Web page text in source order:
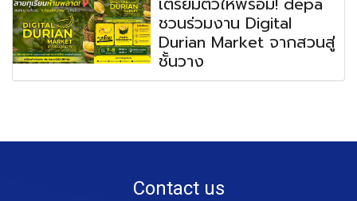
ชวนร่วมงาน Digital
Durian Market จากสวนสู่
ชั้นวาง
Contact us